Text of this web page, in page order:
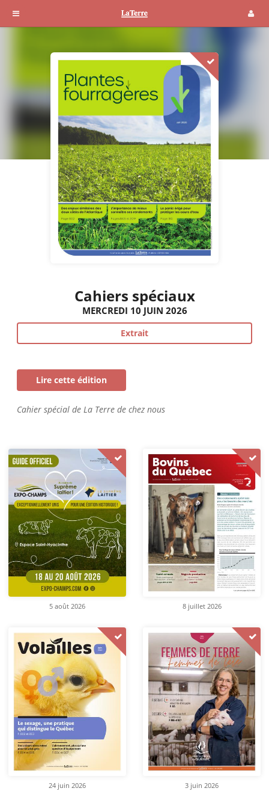
Cahiers spéciaux
MERCREDI 10 JUIN 2026
Extrait
Lire cette édition
Cahier spécial de La Terre de chez nous
5 août 2026 8 juillet 2026
24 juin 2026 3 juin 2026